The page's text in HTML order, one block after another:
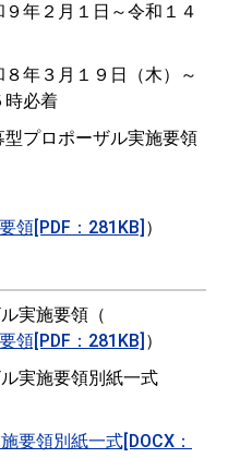
年２月１日～令和１４
３月１９日（木）～
時必着
プロポーザル実施要領
領[PDF：281KB] ）
施要領（
領[PDF：281KB] ）
施要領別紙一式
要領別紙一式[DOCX：